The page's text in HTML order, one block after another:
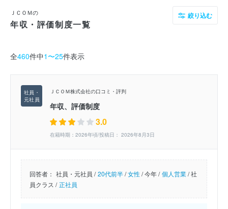
ＪＣＯＭの
年収・評価制度一覧
絞り込む
全460件中1〜25件表示
ＪＣＯＭ株式会社の口コミ・評判
年収、評価制度
3.0
在籍時期：2026年頃/投稿日： 2026年8月3日
回答者： 社員・元社員 / 20代前半/女性/今年 / 個人営業/社
員クラス / 正社員